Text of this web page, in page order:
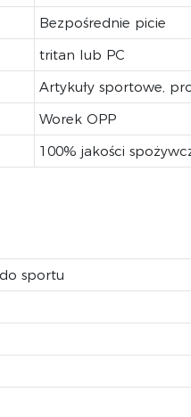
Bezpośrednie picie
tritan lub PC
Artykuły sportowe,
Worek OPP
100% jakości
sportu